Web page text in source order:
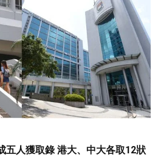
五人獲取錄 港大、中大各取12狀